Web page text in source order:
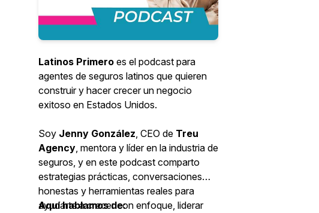
Latinos Primero es el podcast para
agentes de seguros latinos que quieren
construir y hacer crecer un negocio
exitoso en Estados Unidos.
Soy Jenny González, CEO de Treu
Agency, mentora y líder en la industria de
seguros, y en este podcast comparto
estrategias prácticas, conversaciones
honestas y herramientas reales para
ayudarte a crecer con enfoque, liderar
Aquí hablamos de: